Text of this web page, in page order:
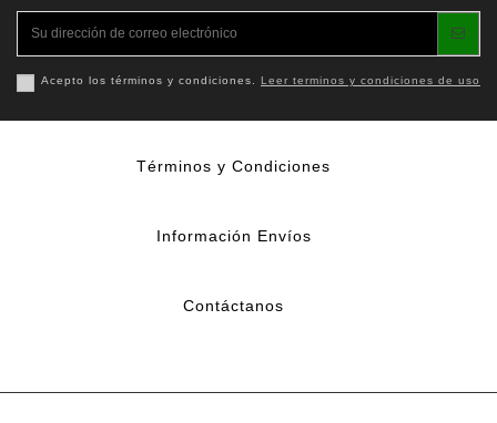
Acepto los términos y condiciones. Leer terminos y condiciones de uso
Términos y Condiciones
Información Envíos
Contáctanos